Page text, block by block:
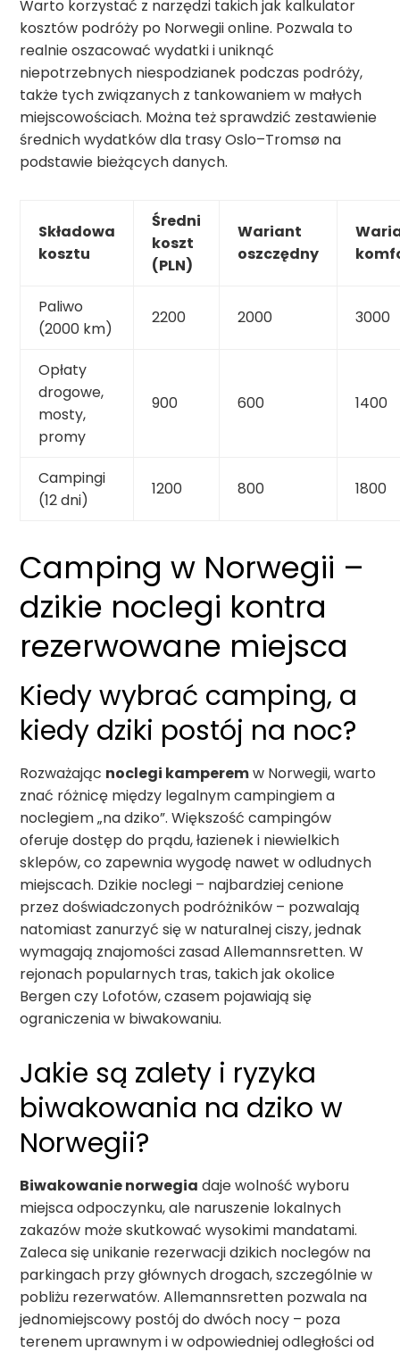
Warto korzystać z narzędzi takich jak kalkulator
kosztów podróży po Norwegii online. Pozwala to
realnie oszacować wydatki i uniknąć
niepotrzebnych niespodzianek podczas podróży,
także tych związanych z tankowaniem w małych
miejscowościach. Można też sprawdzić zestawienie
średnich wydatków dla trasy Oslo–Tromsø na
podstawie bieżących danych.
Składowa
kosztu
Średni
koszt
(PLN)
Wariant
oszczędny
Paliwo
(2000 km)
2200 2000 3000
Opłaty
drogowe,
mosty,
promy
900 600 1400
Campingi
(12 dni)
1200 800 1800
Camping w Norwegii –
dzikie noclegi kontra
rezerwowane miejsca
Kiedy wybrać camping, a
kiedy dziki postój na noc?
Rozważając noclegi kamperemw Norwegii, warto
znać różnicę między legalnym campingiem a
noclegiem „na dziko”. Większość campingów
oferuje dostęp do prądu, łazienek i niewielkich
sklepów, co zapewnia wygodę nawet w odludnych
miejscach. Dzikie noclegi – najbardziej cenione
przez doświadczonych podróżników – pozwalają
natomiast zanurzyć się w naturalnej ciszy, jednak
wymagają znajomości zasad Allemannsretten. W
rejonach popularnych tras, takich jak okolice
Bergen czy Lofotów, czasem pojawiają się
ograniczenia w biwakowaniu.
Jakie są zalety i ryzyka
biwakowania na dziko w
Norwegii?
Biwakowanie norwegia daje wolność wyboru
miejsca odpoczynku, ale naruszenie lokalnych
zakazów może skutkować wysokimi mandatami.
Zaleca się unikanie rezerwacji dzikich noclegów na
parkingach przy głównych drogach, szczególnie w
pobliżu rezerwatów. Allemannsretten pozwala na
jednomiejscowy postój do dwóch nocy – poza
terenem uprawnym i w odpowiedniej odległości od